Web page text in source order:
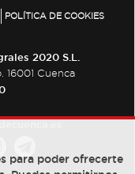
POLÍTICA DE COOKIES
2020 S.L.
16001 Cuenca
para poder ofrecerte